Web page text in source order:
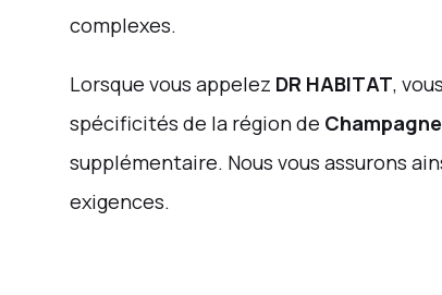
complexes.
Lorsque vous appelez DR HABITAT,
spécificités de la région de
supplémentaire. Nous vous assurons
exigences.